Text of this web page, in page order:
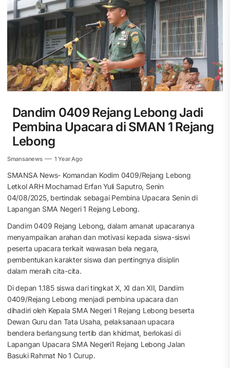
Dandim 0409 Rejang Lebong Jadi
Pembina Upacara di SMAN 1 Rejang
Lebong
Smansanews 1 Year Ago
SMANSA News- Komandan Kodim 0409/Rejang Lebong
Letkol ARH Mochamad Erfan Yuli Saputro, Senin
04/08/2025, bertindak sebagai Pembina Upacara Senin di
Lapangan SMA Negeri 1 Rejang Lebong.
Dandim 0409 Rejang Lebong, dalam amanat upacaranya
menyampaikan arahan dan motivasi kepada siswa-siswi
peserta upacara terkait wawasan bela negara,
pembentukan karakter siswa dan pentingnya disiplin
dalam meraih cita-cita.
Di depan 1.185 siswa dari tingkat X, XI dan XII, Dandim
0409/Rejang Lebong menjadi pembina upacara dan
dihadiri oleh Kepala SMA Negeri 1 Rejang Lebong beserta
Dewan Guru dan Tata Usaha, pelaksanaan upacara
bendera berlangsung tertib dan khidmat, berlokasi di
Lapangan Upacara SMA Negeri1 Rejang Lebong Jalan
Basuki Rahmat No 1 Curup.